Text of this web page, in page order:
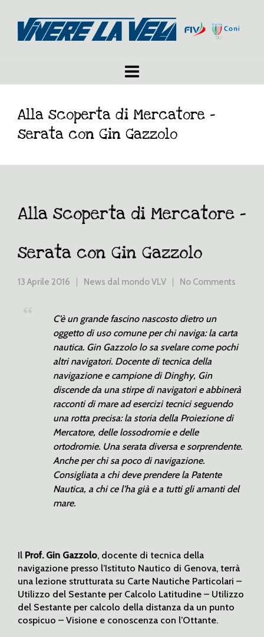
Alla scoperta di Mercatore –
serata con Gin Gazzolo
Alla scoperta di Mercatore –
serata con Gin Gazzolo
13 Aprile 2016 News dal mondo VLV No Comments
C’è un grande fascino nascosto dietro un
oggetto di uso comune per chi naviga: la carta
nautica. Gin Gazzolo lo sa svelare come pochi
altri navigatori. Docente di tecnica della
navigazione e campione di Dinghy, Gin
discende da una stirpe di navigatori e abbinerà
racconti di mare ad esercizi tecnici seguendo
una rotta precisa: la storia della Proiezione di
Mercatore, delle lossodromie e delle
ortodromie. Una serata diversa e sorprendente.
Anche per chi sa poco di navigazione.
Consigliata a chi deve prendere la Patente
Nautica, a chi ce l’ha già e a tutti gli amanti del
mare.
Il Prof. Gin Gazzolo, docente di tecnica della
navigazione presso l’Istituto Nautico di Genova, terrà
una lezione strutturata su Carte Nautiche Particolari –
Utilizzo del Sestante per Calcolo Latitudine – Utilizzo
del Sestante per calcolo della distanza da un punto
cospicuo – Visione e conoscenza con l’Ottante.